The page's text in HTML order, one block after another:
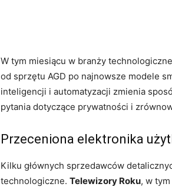
W tym miesiącu w branży
od sprzętu AGD po najnowsze modele
inteligencji i automatyzacji zmienia
pytania dotyczące prywatności i
Przeceniona elektronika
Kilku głównych sprzedawców
technologiczne. Telewizory Roku, w